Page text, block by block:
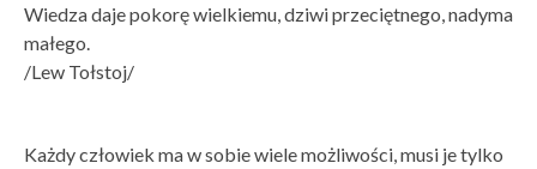
Wiedza daje pokorę wielkiemu, dziwi przeciętnego, nadyma
małego.
/Lew Tołstoj/
Każdy człowiek ma w sobie wiele możliwości, musi je tylko